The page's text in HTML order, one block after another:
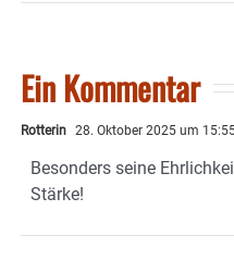
Ein Kommentar
Rotterin 28. Oktober 2025 um
Besonders seine
Stärke!